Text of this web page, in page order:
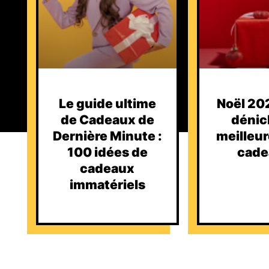
Le guide ultime
de Cadeaux de
Dernière Minute :
100 idées de
cadeaux
immatériels
Noël